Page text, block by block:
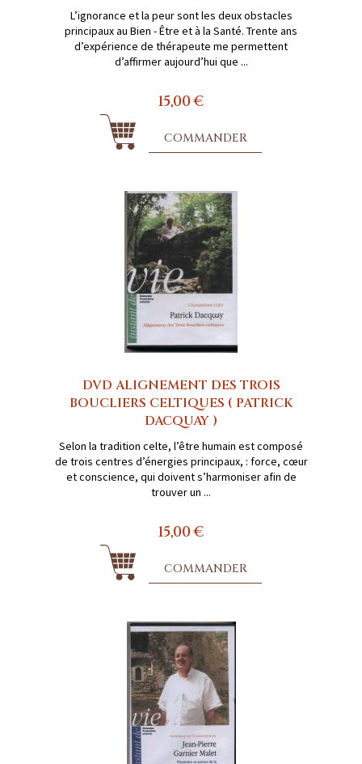
L’ignorance et la peur sont les deux obstacles
principaux au Bien - Être et à la Santé. Trente ans
d’expérience de thérapeute me permettent
d’affirmer aujourd’hui que ...
15,00 €
COMMANDER
DVD ALIGNEMENT DES TROIS
BOUCLIERS CELTIQUES ( PATRICK
DACQUAY )
Selon la tradition celte, l’être humain est composé
de trois centres d’énergies principaux, : force, cœur
et conscience, qui doivent s’harmoniser afin de
trouver un ...
15,00 €
COMMANDER